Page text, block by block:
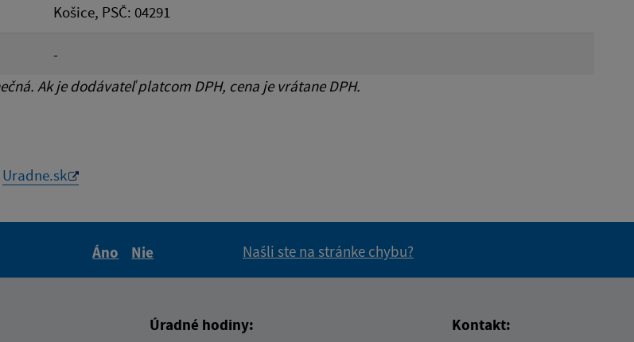
Košice, PSČ: 04291
-
Ak je dodávateľ platcom DPH, cena je vrátane DPH.
Uradne.sk
Áno
Nie
Našli ste na stránke chybu?
Úradné hodiny: Kontakt: